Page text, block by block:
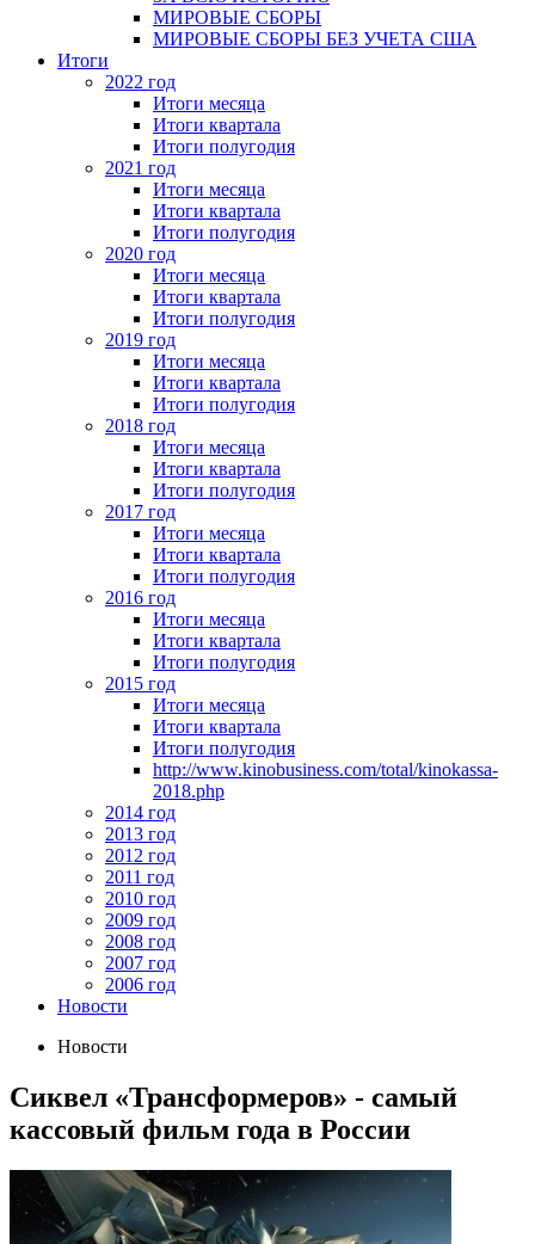
МИРОВЫЕ СБОРЫ
МИРОВЫЕ СБОРЫ БЕЗ УЧЕТА США
Итоги
2022 год
Итоги месяца
Итоги квартала
Итоги полугодия
2021 год
Итоги месяца
Итоги квартала
Итоги полугодия
2020 год
Итоги месяца
Итоги квартала
Итоги полугодия
2019 год
Итоги месяца
Итоги квартала
Итоги полугодия
2018 год
Итоги месяца
Итоги квартала
Итоги полугодия
2017 год
Итоги месяца
Итоги квартала
Итоги полугодия
2016 год
Итоги месяца
Итоги квартала
Итоги полугодия
2015 год
Итоги месяца
Итоги квартала
Итоги полугодия
http://www.kinobusiness.com/total/kinokassa-
2018.php
2014 год
2013 год
2012 год
2011 год
2010 год
2009 год
2008 год
2007 год
2006 год
Новости
Новости
Сиквел «Трансформеров» - самый
кассовый фильм года в России